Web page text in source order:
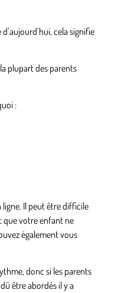
cela signifie
plupart des parents
:
ligne. Il peut être difficile
que votre enfant ne
également vous
donc si les parents
être abordés il y a